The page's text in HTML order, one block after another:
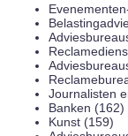
Journalisten
Banken (162)
Kunst (159)